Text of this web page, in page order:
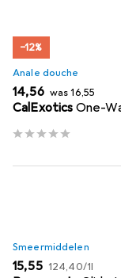
−12%
Anale douche
EUR
14,56 wasEUR
16,55
CalExotics One-
Smeermiddelen
EUR
15,55 EUR
124,40/1l